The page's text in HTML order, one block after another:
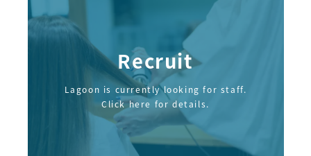
Recruit
Lagoon is currently looking for staff.
Click here for details.